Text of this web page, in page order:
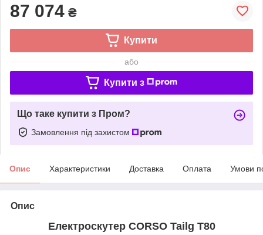
87 074 ₴
Купити
або
Купити з
Що таке купити з Пром?
Замовлення під захистом
Опис Характеристики Доставка Оплата Умови
Опис
Електроскутер CORSO Tailg T80